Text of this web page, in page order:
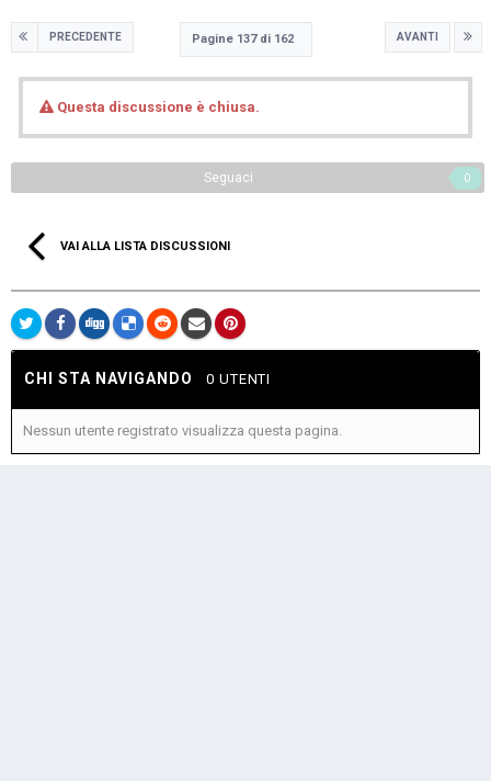
PRECEDENTE AVANTI
Pagine 137 di 162
Questa discussione è chiusa.
Seguaci 0
VAI ALLA LISTA DISCUSSIONI
CHI STA NAVIGANDO 0 UTENTI
Nessun utente registrato visualizza questa pagina.